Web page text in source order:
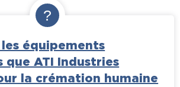
équipements
que ATI Industries
la crémation humaine